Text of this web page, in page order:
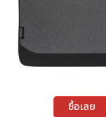
ซื้อเลย